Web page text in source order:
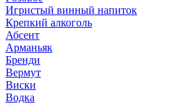
Игристый винный напиток
Крепкий алкоголь
Абсент
Арманьяк
Бренди
Вермут
Виски
Водка